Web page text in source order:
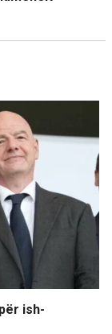
ish-